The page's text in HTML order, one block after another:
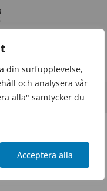
din surfupplevelse,
och analysera vår
alla" samtycker du
Acceptera alla